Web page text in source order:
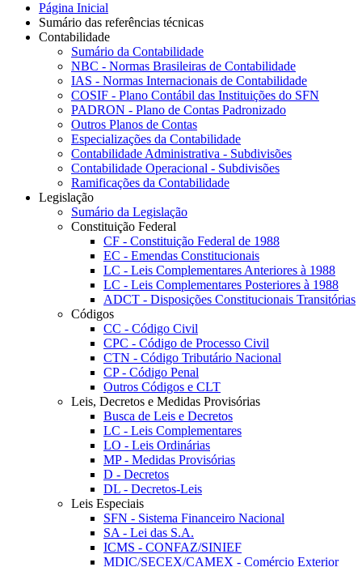
Página Inicial
Sumário das referências técnicas
Contabilidade
Sumário da Contabilidade
NBC - Normas Brasileiras de Contabilidade
IAS - Normas Internacionais de Contabilidade
COSIF - Plano Contábil das Instituições do SFN
PADRON - Plano de Contas Padronizado
Outros Planos de Contas
Especializações da Contabilidade
Contabilidade Administrativa - Subdivisões
Contabilidade Operacional - Subdivisões
Ramificações da Contabilidade
Legislação
Sumário da Legislação
Constituição Federal
CF - Constituição Federal de 1988
EC - Emendas Constitucionais
LC - Leis Complementares Anteriores à 1988
LC - Leis Complementares Posteriores à 1988
ADCT - Disposições Constitucionais Transitórias
Códigos
CC - Código Civil
CPC - Código de Processo Civil
CTN - Código Tributário Nacional
CP - Código Penal
Outros Códigos e CLT
Leis, Decretos e Medidas Provisórias
Busca de Leis e Decretos
LC - Leis Complementares
LO - Leis Ordinárias
MP - Medidas Provisórias
D - Decretos
DL - Decretos-Leis
Leis Especiais
SFN - Sistema Financeiro Nacional
SA - Lei das S.A.
ICMS - CONFAZ/SINIEF
MDIC/SECEX/CAMEX - Comércio Exterior